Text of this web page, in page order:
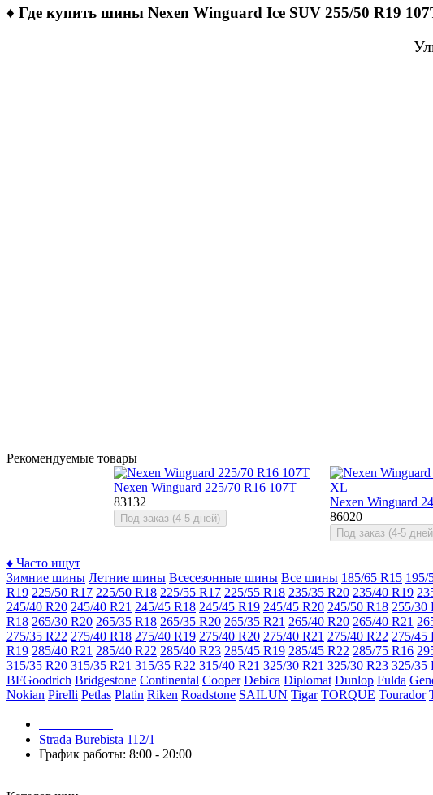
♦ Где купить шины Nexen Winguard Ice SUV 255/50 R19
Рекомендуемые товары
Nexen Winguard 225/70 R16 107T
83132
Под заказ (4-5 дней)
Nexen Winguard
86020
Под заказ (4-5
♦ Часто ищут
Зимние шины Летние шины Всесезонные шины Все шины 185/65 R15 195/
R19 225/50 R17 225/50 R18 225/55 R17 225/55 R18 235/35 R20 235/40 R19
245/40 R20 245/40 R21 245/45 R18 245/45 R19 245/45 R20 245/50 R18 255/30
R18 265/30 R20 265/35 R18 265/35 R20 265/35 R21 265/40 R20 265/40 R21
275/35 R22 275/40 R18 275/40 R19 275/40 R20 275/40 R21 275/40 R22 275/45
R19 285/40 R21 285/40 R22 285/40 R23 285/45 R19 285/45 R22 285/75 R16
315/35 R20 315/35 R21 315/35 R22 315/40 R21 325/30 R21 325/30 R23 325/35
BFGoodrich Bridgestone Continental Cooper Debica Diplomat Dunlop Fulda
Nokian Pirelli Petlas Platin Riken Roadstone SAILUN Tigar TORQUE Tourador
Strada Burebista 112/1
График работы: 8:00 - 20:00